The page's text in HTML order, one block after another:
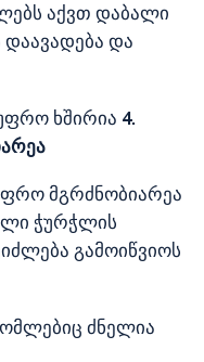
აქვთ დაბალი
და
ხშირია 4.
მგრძნობიარეა
ჭურჭლის
გამოიწვიოს
ძნელია